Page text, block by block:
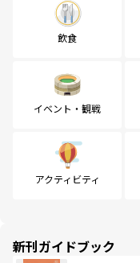
飲食
イベント・観戦
アクティビティ
新刊ガイドブック